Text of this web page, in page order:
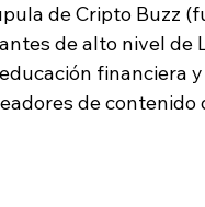
de Cripto Buzz
de alto nivel de
financiera
de contenido